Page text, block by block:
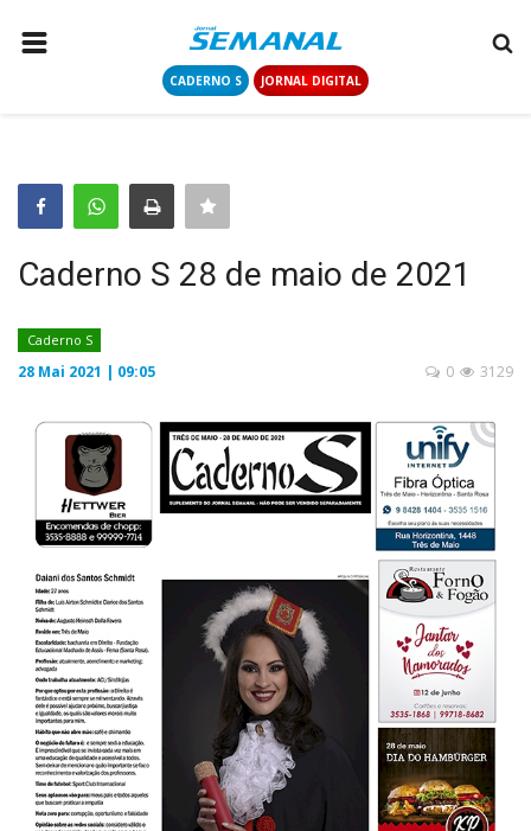
CADERNO S JORNAL DIGITAL
COLUNISTAS
CONTATO
LOGIN
CADASTRAR
JORNAL DIGITAL
Caderno S 28 de maio de 2021
Caderno S
28 Mai 2021 | 09:05 3129
0